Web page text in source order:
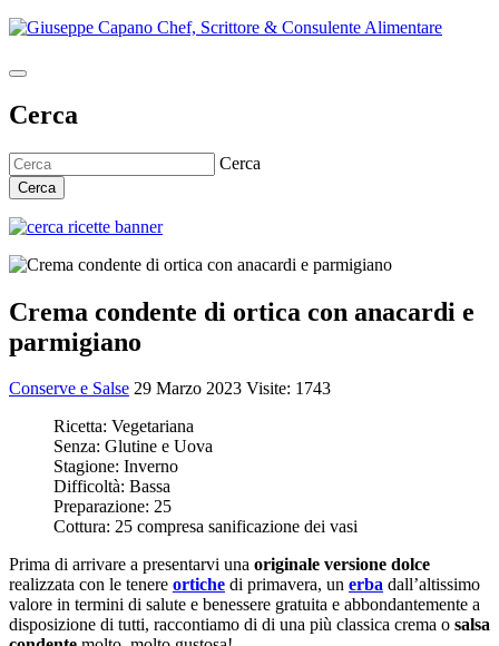
Cerca
Cerca
Cerca
Crema condente di ortica con anacardi e
parmigiano
Conserve e Salse 29 Marzo 2023 Visite: 1743
Ricetta: Vegetariana
Senza: Glutine e Uova
Stagione: Inverno
Difficoltà: Bassa
Preparazione: 25
Cottura: 25 compresa sanificazione dei vasi
Prima di arrivare a presentarvi una originale versione dolce
realizzata con le tenere ortiche di primavera, un erba dall’altissimo
valore in termini di salute e benessere gratuita e abbondantemente a
disposizione di tutti, raccontiamo di di una più classica crema o salsa